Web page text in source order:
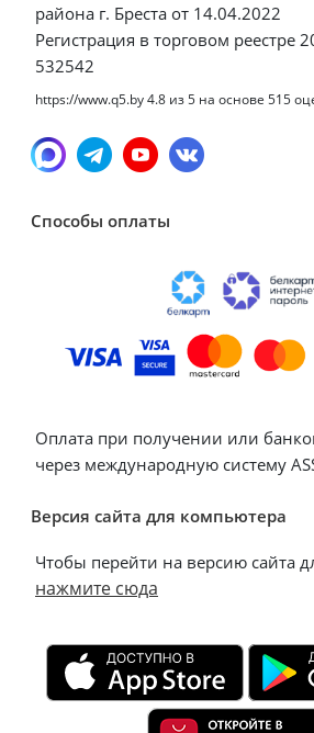
района г. Бреста от 14.04.2022
Регистрация в торговом реестре
532542
https://www.q5.by4.8 из5 на основе 515
Способы оплаты
Оплата при получении или
через международную систему
Версия сайта для компьютера
Чтобы перейти на версию сайта
нажмите сюда